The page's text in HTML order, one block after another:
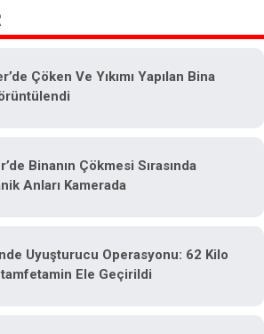
Çöken Ve Yıkımı Yapılan Bina
Binanın Çökmesi Sırasında
Anları Kamerada
Uyuşturucu Operasyonu: 62 Kilo
Ele Geçirildi